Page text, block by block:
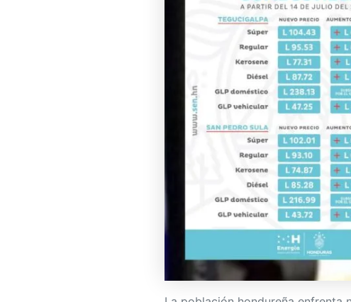
La población hondureña enfrenta
alza en los precios de los
1.68 lempiras por galón.